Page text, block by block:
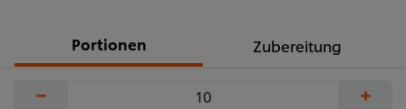
Portionen Zubereitung
− +